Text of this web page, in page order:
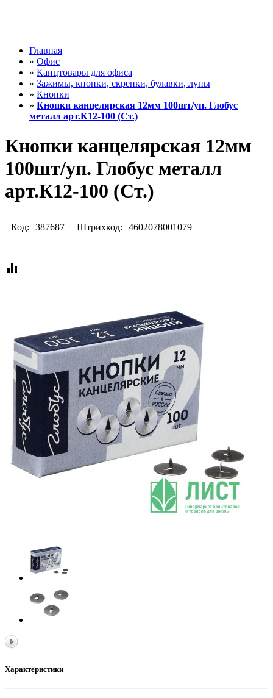
Главная
» Офис
» Канцтовары для офиса
» Зажимы, кнопки, скрепки, булавки, лупы
» Кнопки
» Кнопки канцелярская 12мм 100шт/уп. Глобус
металл арт.К12-100 (Ст.)
Кнопки канцелярская 12мм
100шт/уп. Глобус металл
арт.К12-100 (Ст.)
Код: 387687 Штрихкод: 4602078001079
equalizer
Характеристики